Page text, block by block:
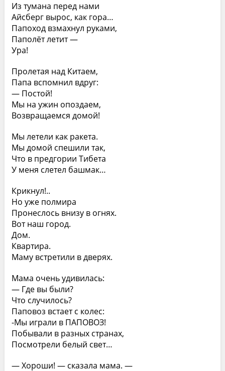
Из тумана перед нами
Айсберг вырос, как гора…
Папоход взмахнул руками,
Паполёт летит —
Ура!
Пролетая над Китаем,
Папа вспомнил вдруг:
— Постой!
Мы на ужин опоздаем,
Возвращаемся домой!
Мы летели как ракета.
Мы домой спешили так,
Что в предгории Тибета
У меня слетел башмак…
Крикнул!..
Но уже полмира
Пронеслось внизу в огнях.
Вот наш город.
Дом.
Квартира.
Маму встретили в дверях.
Мама очень удивилась:
— Где вы были?
Что случилось?
Паповоз встает с колес:
-Мы играли в ПАПОВОЗ!
Побывали в разных странах,
Посмотрели белый свет…
— Хороши! — сказала мама. —